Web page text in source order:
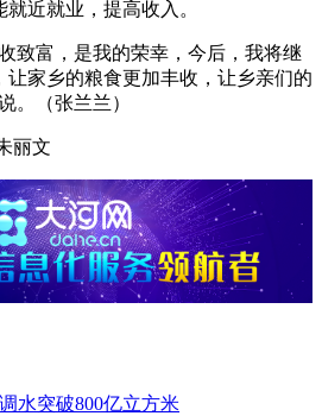
近就业，提高收入。
致富，是我的荣幸，今后，我将继
家乡的粮食更加丰收，让乡亲们的
。（张兰兰）
丽文
水突破800亿立方米